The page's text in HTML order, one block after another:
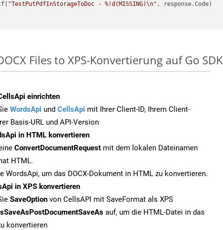
"TestPutPdfInStorageToDoc - %!d(MISSING)\n" , response.Code)
Files to XPS-Konvertierung auf Go SDK
einrichten
WordsApi und CellsApi mit Ihrer Client-ID, Ihrem Client-
Basis-URL und API-Version
in HTML konvertieren
ConvertDocumentRequest mit dem lokalen Dateinamen
HTML.
WordsApi, um das DOCX-Dokument in HTML zu konvertieren.
in XPS konvertieren
SaveOption von CellsAPI mit SaveFormat als XPS
auf, um die HTML-Datei in das
konvertieren